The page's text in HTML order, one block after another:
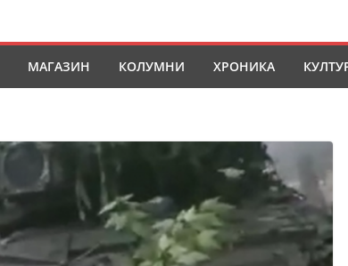
МАГАЗИН КОЛУМНИ ХРОНИКА